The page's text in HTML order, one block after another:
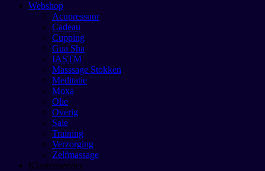
Webshop
Acupressuur
Cadeau
Cupping
Gua Sha
IASTM
Masssage Stokken
Meditatie
Moxa
Olie
Overig
Sale
Training
Verzorging
Zelfmassage
Klantenservice